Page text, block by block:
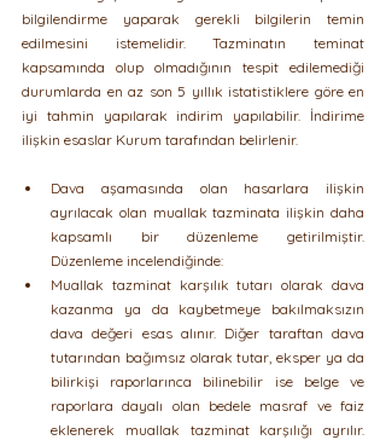
bilgilendirme yaparak gerekli bilgilerin temin
edilmesini istemelidir. Tazminatın teminat
kapsamında olup olmadığının tespit edilemediği
durumlarda en az son 5 yıllık istatistiklere göre en
iyi tahmin yapılarak indirim yapılabilir. İndirime
ilişkin esaslar Kurum tarafından belirlenir.
Dava aşamasında olan hasarlara ilişkin
ayrılacak olan muallak tazminata ilişkin daha
kapsamlı bir düzenleme getirilmiştir.
Düzenleme incelendiğinde:
Muallak tazminat karşılık tutarı olarak dava
kazanma ya da kaybetmeye bakılmaksızın
dava değeri esas alınır. Diğer taraftan dava
tutarından bağımsız olarak tutar, eksper ya da
bilirkişi raporlarınca bilinebilir ise belge ve
raporlara dayalı olan bedele masraf ve faiz
eklenerek muallak tazminat karşılığı ayrılır.